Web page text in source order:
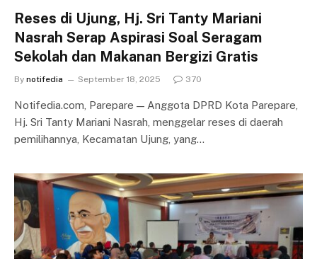
Reses di Ujung, Hj. Sri Tanty Mariani
Nasrah Serap Aspirasi Soal Seragam
Sekolah dan Makanan Bergizi Gratis
By notifedia September 18, 2025 370
Notifedia.com, Parepare — Anggota DPRD Kota Parepare,
Hj. Sri Tanty Mariani Nasrah, menggelar reses di daerah
pemilihannya, Kecamatan Ujung, yang…